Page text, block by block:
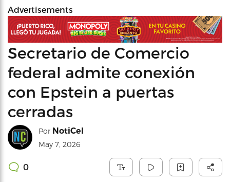
Advertisements
Secretario de Comercio
federal admite conexión
con Epstein a puertas
cerradas
Por NotiCel
May 7, 2026
0